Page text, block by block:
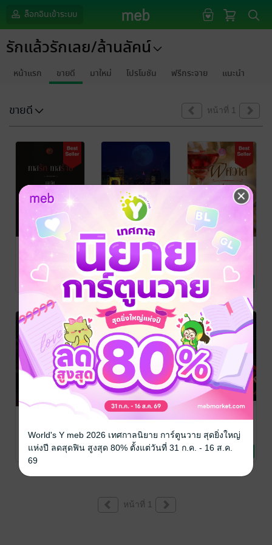
ล็อกอินเข้าระบบ
รักแล้วรักเลย/ล้านลัคน์
หน้าแรก ขายดี มาใหม่ โปรโมชัน ฟรีกระจาย แนะนำ
ขายดี หน้าที่ 1
ทาสรักทาสร้าย
พัศญา(ภาณิศ)
/ รัก
แล้วรักเลย/ล้านลัคน์
นิยายโรมานซ์
119 Rating
นางบำเรออิส
สระ
ชิดชล/ รักแล้วรัก
เลย/ล้านลัคน์
นิยายโรมานซ์
12 Rating
พิศวาสทาส
ปรารถนา
รินรณา
/ รักแล้วรัก
เลย/ล้านลัคน์
นิยายโรมานซ์
7 Rating
ณพิชญานันศ์/ รัก
แล้วรักเลย/ล้านลัคน์
นิยายโรมานซ์
เสี่ยวตี้,จงมา
ข้าเถอะ เล่ม 1
รินรณา/ รักแล้วรัก
เลย/ล้านลัคน์
นิยายรัก
แล้วรักเลย/ล้านลัคน์
นิยายโรมานซ์
หน้าที่ 1
World's Y meb 2026 เทศกาลนิยาย การ์ตูนวาย สุดยิ่งใหญ่
แห่งปี ลดสุดฟิน สูงสุด 80% ตั้งแต่วันที่ 31 ก.ค. - 16 ส.ค.
69